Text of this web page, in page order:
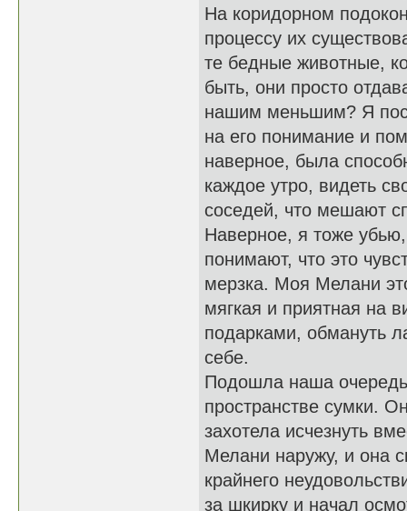
На коридорном
процессу их
те бедные животные,
быть, они просто
нашим меньшим? Я
на его понимание и
наверное, была
каждое утро, видеть
соседей, что мешают
Наверное, я тоже
понимают, что это
мерзка. Моя Мелани
мягкая и приятная на
подарками, обмануть
себе.
Подошла наша
пространстве сумки.
захотела исчезнуть
Мелани наружу, и она
крайнего
за шкирку и начал